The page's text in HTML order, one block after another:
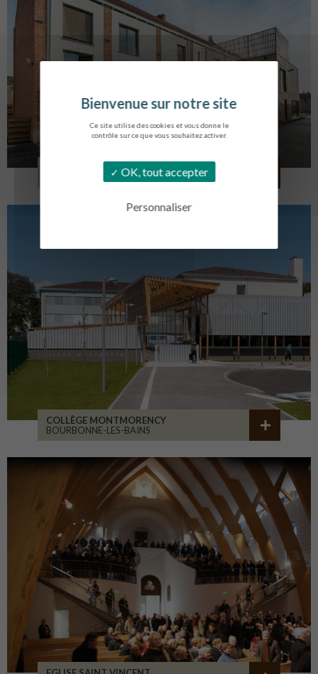
Ce site utilise des cookies et vous donne le
contrôle sur ce que vous souhaitez activer.
OK, tout accepter
Personnaliser
LOG. JEUNES TRAVAILLEURS
COLLÈGE MONTMORENCY
BOURBONNE-LES-BAINS